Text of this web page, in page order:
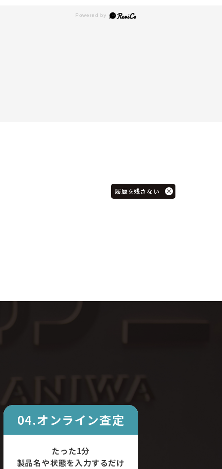
履歴を残さない
04.オンライン査定
たった1分
製品名や状態を入力するだけ